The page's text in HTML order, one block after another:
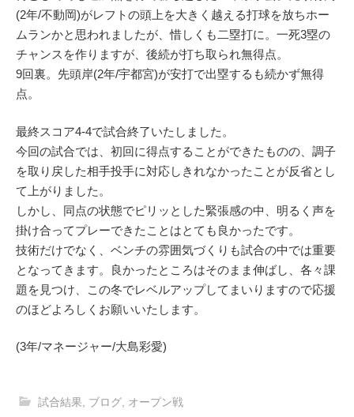
(2年/不動岡)がレフトの頭上を大きく越える打球を放ちホー
ムランかと思われましたが、惜しくも二塁打に。一死3塁の
チャンスを作りますが、後続が打ち取られ無得点。
9回裏。先頭岸(2年/宇都宮)が安打で出塁するも続かず無得
点。
最終スコア4-4で試合終了いたしました。
今回の試合では、初回に得点することができたものの、調子
を取り戻した相手投手に対応しきれなかったことが反省とし
て上がりました。
しかし、同点の状態でピリッとした緊張感の中、明るく声を
掛け合ってプレーできたことはとても良かったです。
技術だけでなく、ベンチの雰囲気づくりも試合の中では重要
となってきます。良かったところはそのまま伸ばし、各々課
題を見つけ、この冬でレベルアップしてまいりますので応援
のほどよろしくお願いいたします。
(3年/マネージャー/大島彩愛)
試合結果 ブログ オープン戦